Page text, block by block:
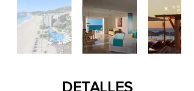
DETALLES